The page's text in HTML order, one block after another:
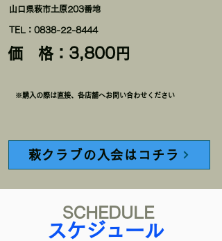
​山口県萩市土原203番地
TEL：0838-22-8444
価 格：3,800円
※購入の際は直接、各店舗へお問い合わせください
萩クラブの入会はコチラ
SCHEDULE
スケジュール